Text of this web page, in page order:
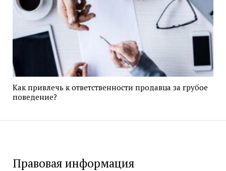
Как привлечь к ответственности продавца за грубое
поведение?
Правовая информация